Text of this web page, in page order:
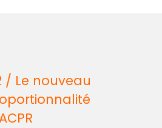
/ Le nouveau